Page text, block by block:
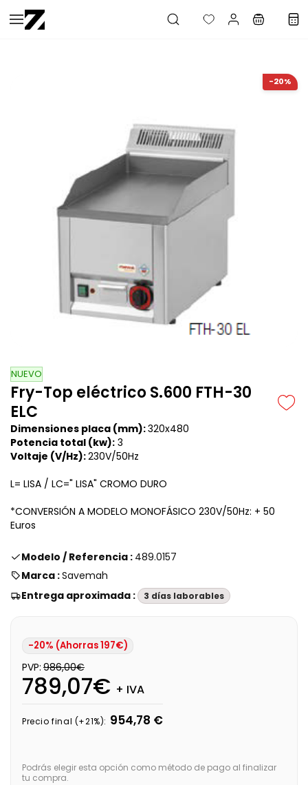
Saltar al
contenido
-20%
NUEVO
Fry-Top eléctrico S.600 FTH-30
ELC
Dimensiones placa (mm):320x480
Potencia total (kw): 3
Voltaje (V/Hz):230V/50Hz
L= LISA / LC=" LISA" CROMO DURO
*CONVERSIÓN A MODELO MONOFÁSICO 230V/50Hz: + 50
Euros
Modelo / Referencia : 489.0157
Marca :Savemah
Entrega aproximada :
3 días laborables
-20% (Ahorras 197€)
PVP: 986,00€
789,07€ + IVA
Precio final (+21%): 954,78 €
Podrás elegir esta opción como método de pago al finalizar
tu compra.